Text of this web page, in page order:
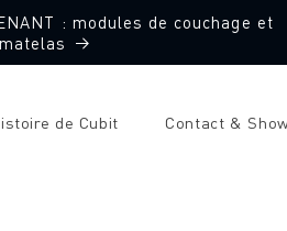
: modules de couchage et
de Cubit Contact &